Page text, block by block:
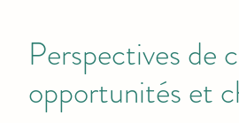
Perspectives de
opportunités et